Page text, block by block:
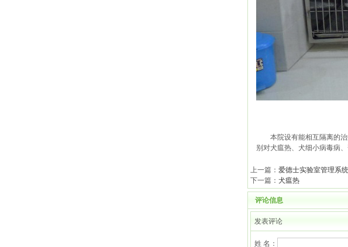
本院设有能相互隔离的治
别对犬瘟热、犬细小病毒病
上一篇： 爱德士实验室管理系统
下一篇： 犬瘟热
评论信息
发表评论
姓 名：